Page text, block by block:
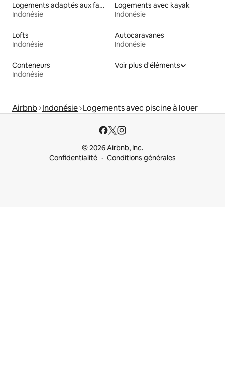
Logements adaptés aux familles à louer
Indonésie
Logements avec kayak
Indonésie
Lofts
Indonésie
Autocaravanes
Indonésie
Conteneurs
Indonésie
Voir plus d'éléments
Airbnb Indonésie Logements avec piscine à louer
© 2026 Airbnb, Inc.
Confidentialité
Conditions générales